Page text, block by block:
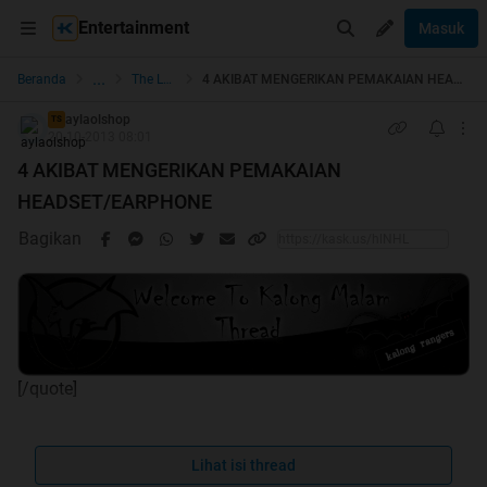
Entertainment Masuk
Beranda ... The Lounge
TS aylaolshop
20-10-2013 08:01
4 AKIBAT MENGERIKAN PEMAKAIAN
HEADSET/EARPHONE
Bagikan
[/quote]
ane
Lihat isi thread